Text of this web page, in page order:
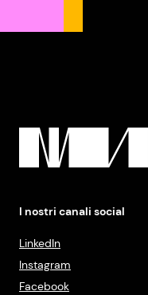
I nostri canali social
LinkedIn
Instagram
Facebook